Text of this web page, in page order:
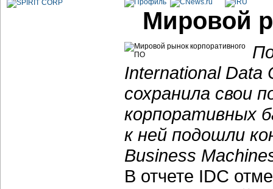
Мировой
International Data
сохранила свои
корпоративных
к ней подошли
Business
В отчете IDC